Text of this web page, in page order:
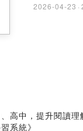
2026-04-23 ·
高中，提升閱讀
系統》